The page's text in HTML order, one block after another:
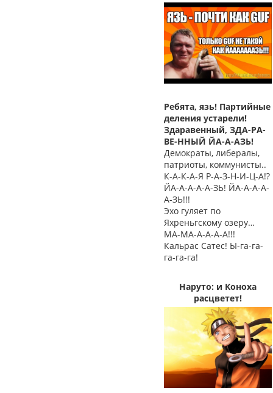
Ребята, язь! Партийные
деления устарели!
Здаравенный, ЗДА-РА-
ВЕ-ННЫЙ ЙА-А-АЗЬ!
Демократы, либералы,
патриоты, коммунисты..
К-А-К-А-Я Р-А-З-Н-И-Ц-А!?
ЙА-А-А-А-А-ЗЬ! ЙА-А-А-А-
А-ЗЬ!!!
Эхо гуляет по
Яхреньгскому озеру…
МА-МА-А-А-А-А!!!
Кальрас Сатес! Ы-га-га-
га-га-га!
Наруто: и Коноха
расцветет!